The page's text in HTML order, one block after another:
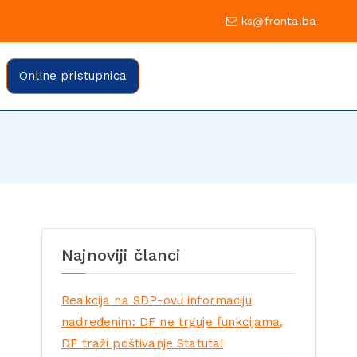
Sarajevo ks@fronta.ba
fronte Sarajevo
Online pristupnica
Najnoviji članci
Reakcija na SDP-ovu informaciju
nadređenim: DF ne trguje funkcijama,
DF traži poštivanje Statuta!